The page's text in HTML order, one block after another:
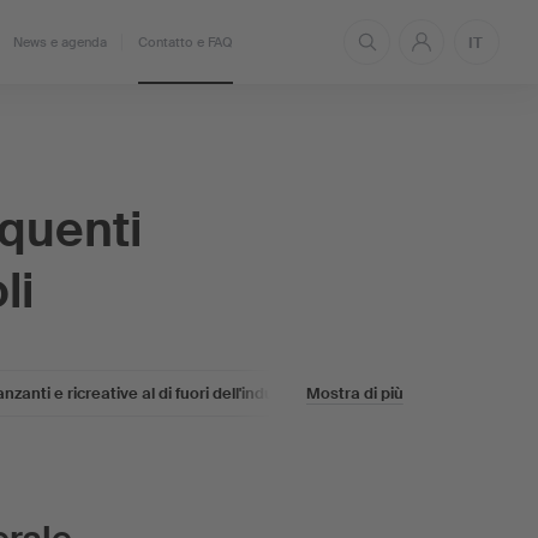
News e agenda Contatto e FAQ IT
e ricreative al di fuori dell'industria alberghiera
Mostra di più